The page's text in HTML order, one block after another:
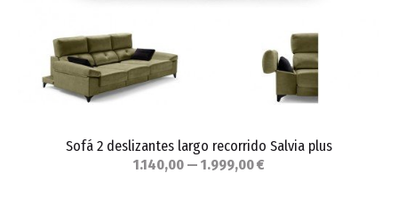
Sofá 2 deslizantes largo recorrido Salvia plus
1.140,00 — 1.999,00 €